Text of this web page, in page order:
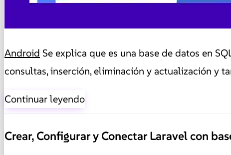
Android Se explica que es una base de datos en
consultas, inserción, eliminación y actualización y
Continuar leyendo
Crear, Configurar y Conectar Laravel con